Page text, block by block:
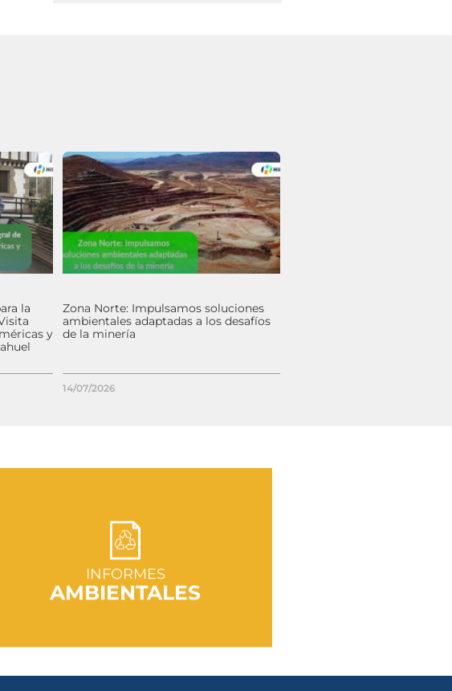
la
y
Zona Norte: Impulsamos soluciones
ambientales adaptadas a los desafíos
de la minería
14/07/2026
INFORMES
AMBIENTALES
IR A SECCIÓN